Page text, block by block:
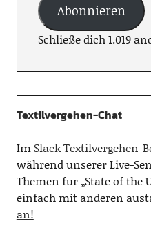
Abonnieren
Schließe dich 1.019
Textilvergehen-Chat
Im Slack Textilvergehen-
während unserer Live-
Themen für „State of the
einfach mit anderen
an!